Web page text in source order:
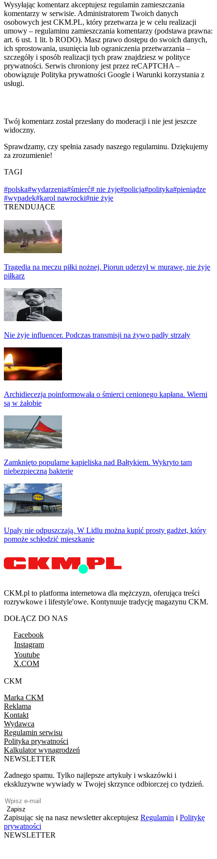
Wysyłając komentarz akceptujesz regulamin zamieszczania
komentarzy w serwisie. Administratorem Twoich danych
osobowych jest CKM.PL, który przetwarza je w celu realizacji
umowy – regulaminu zamieszczania komentarzy (podstawa prawna:
art. 6 ust. 1 lit. b RODO). Masz prawo dostępu do swoich danych,
ich sprostowania, usunięcia lub ograniczenia przetwarzania –
szczegóły i sposób realizacji tych praw znajdziesz w polityce
prywatności. Serwis chroniony jest przez reCAPTCHA –
obowiązuje Polityka prywatności Google i Warunki korzystania z
usługi.
Twój komentarz został przesłany do moderacji i nie jest jeszcze
widoczny.
Sprawdzamy, czy spełnia zasady naszego regulaminu. Dziękujemy
za zrozumienie!
TAGI
#polska#wydarzenia#śmierć# nie żyje#policja#polityka#pieniądze
#wypadek#karol nawrocki#nie żyje
TRENDUJĄCE
Tragedia na meczu piłki nożnej. Piorun uderzył w murawę, nie żyje
piłkarz
Nie żyje influencer. Podczas transmisji na żywo padły strzały
Archidiecezja poinformowała o śmierci cenionego kapłana. Wierni
są w żałobie
Zamknięto popularne kąpieliska nad Bałtykiem. Wykryto tam
niebezpieczną bakterię
Upały nie odpuszczają. W Lidlu można kupić prosty gadżet, który
pomoże schłodzić mieszkanie
CKM.pl to platforma internetowa dla mężczyzn, oferująca treści
rozrywkowe i lifestyle'owe. Kontynuuje tradycję magazynu CKM.
DOŁĄCZ DO NAS
Facebook
Instagram
Youtube
X.COM
CKM
Marka CKM
Reklama
Kontakt
Wydawca
Regulamin serwisu
Polityka prywatności
Kalkulator wynagrodzeń
NEWSLETTER
Żadnego spamu. Tylko najlepsze artykuły i wskazówki i
ekskluzywne wywiady w Twojej skrzynce odbiorczej co tydzień.
Zapisz
Zapisując się na nasz newsletter akceptujesz Regulamin i Politykę
prywatności
NEWSLETTER